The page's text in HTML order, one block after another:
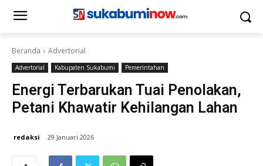
Beranda Advertorial
Advertorial Kabupaten Sukabumi Pemerintahan
Energi Terbarukan Tuai Penolakan,
Petani Khawatir Kehilangan Lahan
redaksi 29 Januari 2026